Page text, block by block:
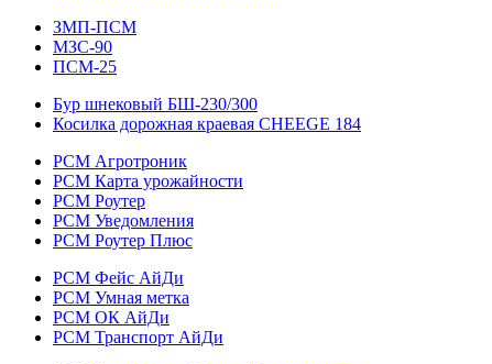
ЗМП-ПСМ
МЗС-90
ПСМ-25
Бур шнековый БШ-230/300
Косилка дорожная краевая CHEEGE 184
РСМ Агротроник
РСМ Карта урожайности
РСМ Роутер
РСМ Уведомления
РСМ Роутер Плюс
РСМ Фейс АйДи
РСМ Умная метка
РСМ ОК АйДи
РСМ Транспорт АйДи